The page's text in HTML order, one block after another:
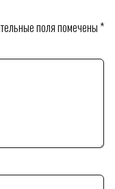
поля помечены*